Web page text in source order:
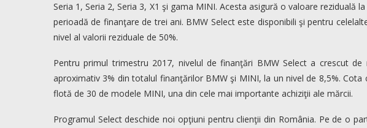
Seria 1, Seria 2, Seria 3, X1 şi gama MINI. Acesta asigură o valoare reziduală
perioadă de finanţare de trei ani. BMW Select este disponibili şi pentru
nivel al valorii reziduale de 50%.
Pentru primul trimestru 2017, nivelul de finanţări BMW Select a crescut
aproximativ 3% din totalul finanţărilor BMW şi MINI, la un nivel de 8,5%.
flotă de 30 de modele MINI, una din cele mai importante achiziţii ale mărcii.
Programul Select deschide noi opţiuni pentru clienţii din România. Pe de o